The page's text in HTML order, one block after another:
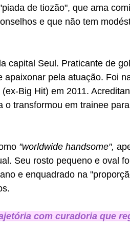
de tiozão", que ama
e que não tem
capital Seul. Praticante de
apaixonar pela atuação. Foi
(ex-Big Hit) em 2011.
o transformou em trainee para
"worldwide handsome",
Seu rosto pequeno e oval
e enquadrado na
com curadoria que